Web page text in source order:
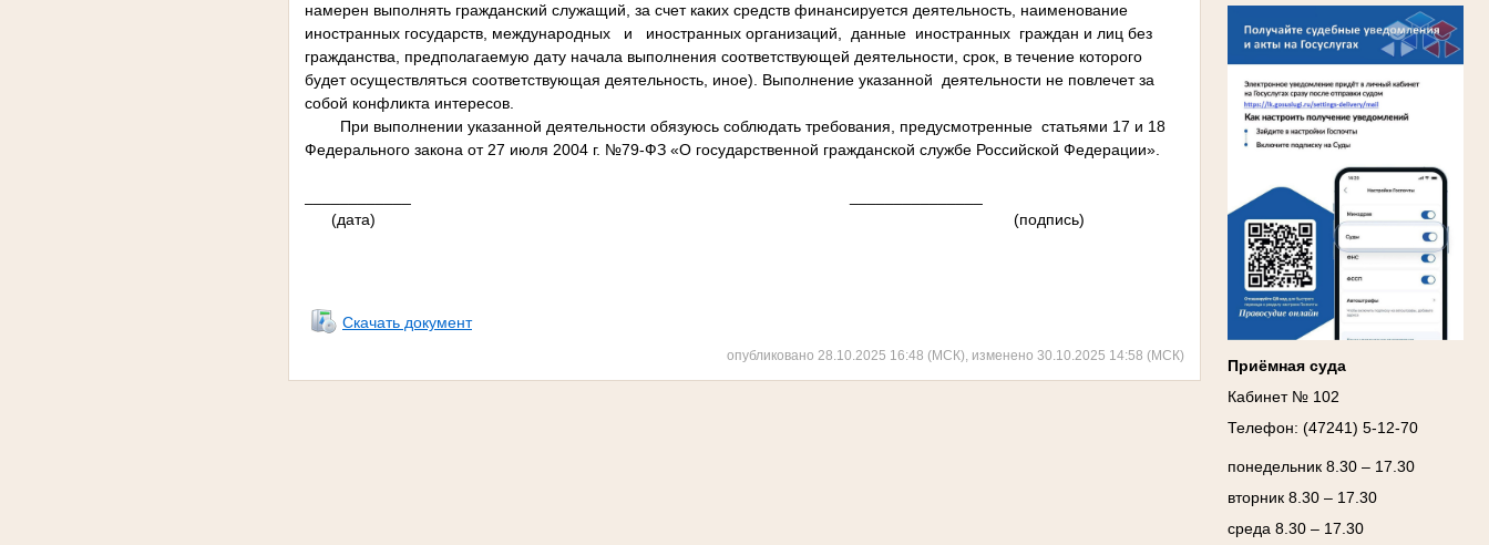
Ануприенко Иван Васильевич
Участник Великой Отечественной войны
Председатель Губкинского районного
народного суда
в период с 1965 по 1984 гг.
Приёмная суда
Кабинет № 102
Телефон: (47241) 5-12-70
понедельник 8.30 – 17.30
вторник 8.30 – 17.30
среда 8.30 – 17.30
намерен выполнять гражданский служащий, за счет каких средств финансируется деятельность, наименование
иностранных государств, международных и иностранных организаций, данные иностранных граждан и лиц без
гражданства, предполагаемую дату начала выполнения соответствующей деятельности, срок, в течение которого
будет осуществляться соответствующая деятельность, иное). Выполнение указанной деятельности не повлечет за
собой конфликта интересов.
При выполнении указанной деятельности обязуюсь соблюдать требования, предусмотренные статьями 17 и 18
Федерального закона от 27 июля 2004 г. №79-ФЗ «О государственной гражданской службе Российской Федерации».
(дата) (подпись)
Скачать документ
опубликовано 28.10.2025 16:48 (МСК), изменено 30.10.2025 14:58 (МСК)